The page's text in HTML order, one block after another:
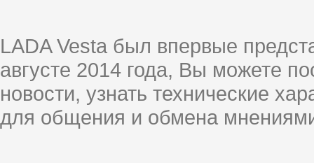
LADA Vesta был впервые
августе 2014 года, Вы можете
новости, узнать технические
для общения и обмена